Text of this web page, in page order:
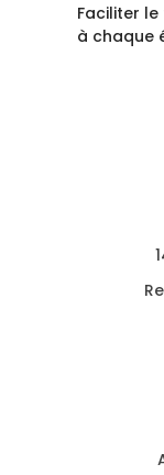
Faciliter
à chaque